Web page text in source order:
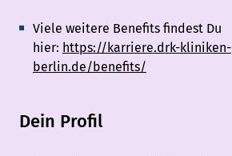
Viele weitere Benefits findest Du
hier: https://karriere.drk-kliniken-
berlin.de/benefits/
Dein Profil